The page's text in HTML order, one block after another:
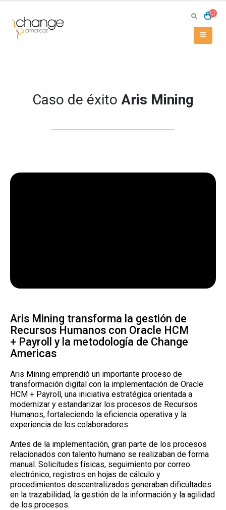
Caso de éxito Aris Mining
Aris Mining transforma la gestión de
Recursos Humanos con Oracle HCM
+ Payroll y la metodología de Change
Americas
Aris Mining emprendió un importante proceso de
transformación digital con la implementación de Oracle
HCM + Payroll, una iniciativa estratégica orientada a
modernizar y estandarizar los procesos de Recursos
Humanos, fortaleciendo la eficiencia operativa y la
experiencia de los colaboradores.
Antes de la implementación, gran parte de los procesos
relacionados con talento humano se realizaban de forma
manual. Solicitudes físicas, seguimiento por correo
electrónico, registros en hojas de cálculo y
procedimientos descentralizados generaban dificultades
en la trazabilidad, la gestión de la información y la agilidad
de los procesos.